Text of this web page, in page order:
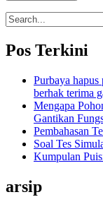
Pos Terkini
Purbaya
berhak terima
Mengapa
Gantikan
Pembahasan
Soal Tes
Kumpulan
arsip